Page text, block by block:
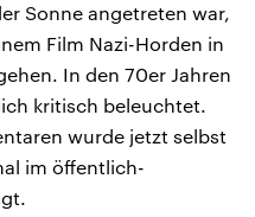
Sonne angetreten war,
Film Nazi-Horden in
In den 70er Jahren
kritisch beleuchtet.
wurde jetzt selbst
im öffentlich-